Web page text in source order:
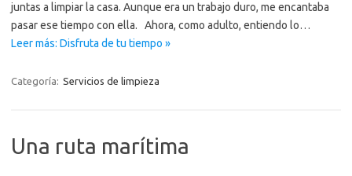
juntas a limpiar la casa. Aunque era un trabajo duro, me encantaba
pasar ese tiempo con ella. Ahora, como adulto, entiendo lo…
Leer más: Disfruta de tu tiempo »
Categoría: Servicios de limpieza
Una ruta marítima